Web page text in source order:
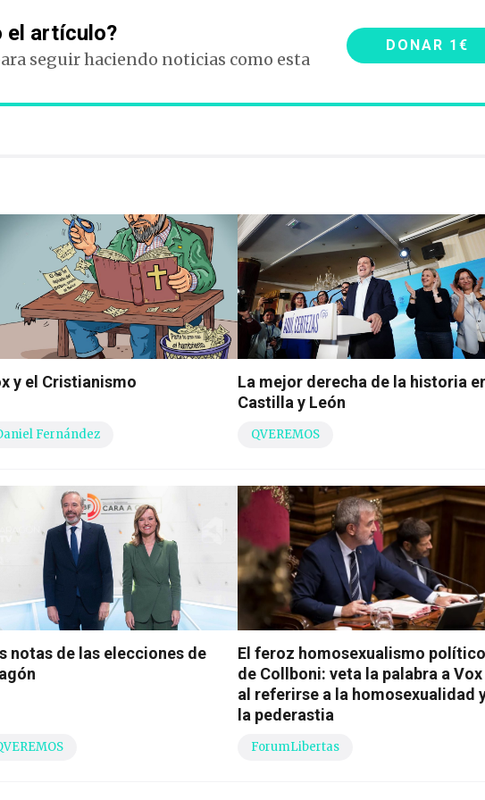
el artículo?
seguir haciendo noticias como esta
DONAR 1€
y el Cristianismo
Fernández
La mejor derecha de la historia
Castilla y León
QVEREMOS
notas de las elecciones de
El feroz homosexualismo
de Collboni: veta la palabra a Vox
al referirse a la homosexualidad
la pederastia
ForumLibertas